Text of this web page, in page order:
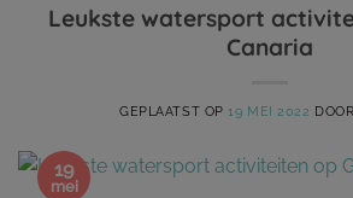
Leukste watersport
Canaria
GEPLAATST OP19 MEI 2022 DOOR
19
mei